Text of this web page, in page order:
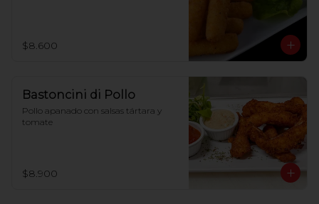
$8.600
Bastoncini di Pollo
Pollo apanado con salsas tártara y
tomate
$8.900